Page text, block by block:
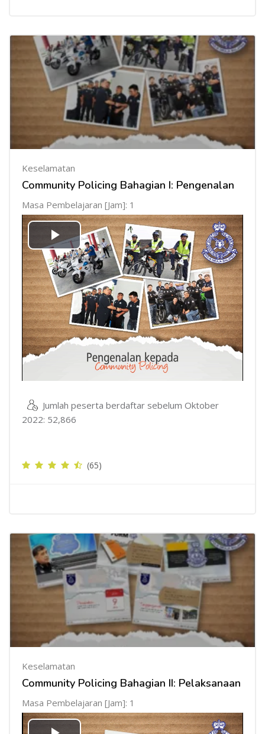
Keselamatan
Community Policing Bahagian I: Pengenalan
Masa Pembelajaran [Jam]: 1
Mainkan
Video
Jumlah peserta berdaftar sebelum Oktober
2022: 52,866
(65)
Keselamatan
Community Policing Bahagian II: Pelaksanaan
Masa Pembelajaran [Jam]: 1